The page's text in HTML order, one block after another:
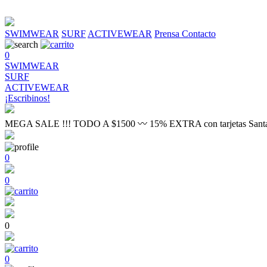
SWIMWEAR SURF ACTIVEWEAR Prensa Contacto
0
SWIMWEAR
SURF
ACTIVEWEAR
¡Escribinos!
MEGA SALE !!! TODO A $1500 〰 15% EXTRA con tarjetas
0
0
0
0